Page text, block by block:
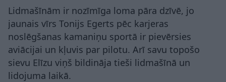
Lidmašīnām ir nozīmīga loma pāra dzīvē, jo
jaunais vīrs Tonijs Egerts pēc karjeras
noslēgšanas kamaniņu sportā ir pievērsies
aviācijai un kļuvis par pilotu. Arī savu topošo
sievu Elīzu viņš bildināja tieši lidmašīnā un
lidojuma laikā.